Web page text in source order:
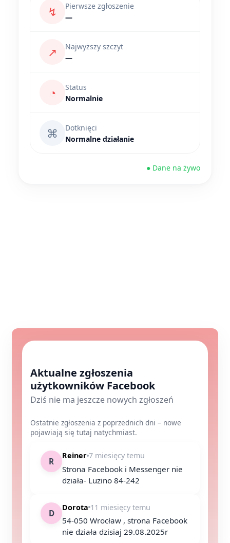
↯
Pierwsze zgłoszenie
—
↗
Najwyższy szczyt
—
◔
Status
Normalnie
⌘
Dotknięci
Normalne działanie
● Dane na żywo
Aktualne zgłoszenia
użytkowników Facebook
Dziś nie ma jeszcze nowych zgłoszeń
Ostatnie zgłoszenia z poprzednich dni – nowe
pojawiają się tutaj natychmiast.
R
Reiner 7 miesięcy temu
Strona Facebook i Messenger nie
działa- Luzino 84-242
D
Dorota 11 miesięcy temu
54-050 Wrocław , strona Facebook
nie działa dzisiaj 29.08.2025r